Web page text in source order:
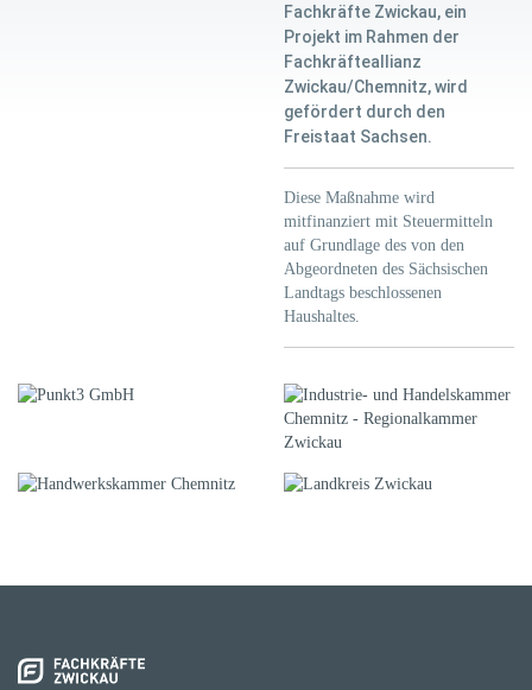
Fachkräfte Zwickau, ein
Projekt im Rahmen der
Fachkräfteallianz
Zwickau/Chemnitz, wird
gefördert durch den
Freistaat Sachsen.
Diese Maßnahme wird
mitfinanziert mit Steuermitteln
auf Grundlage des von den
Abgeordneten des Sächsischen
Landtags beschlossenen
Haushaltes.